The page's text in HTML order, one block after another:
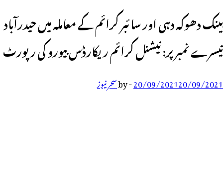
بینک دھوکہ دہی اور سائبر کرائم کے معاملہ میں حیدرآباد
تیسرے نمبر پر: نیشنل کرائم ریکارڈس بیورو کی رپورٹ
20/09/202120/09/2021
-
byسحر نیوز